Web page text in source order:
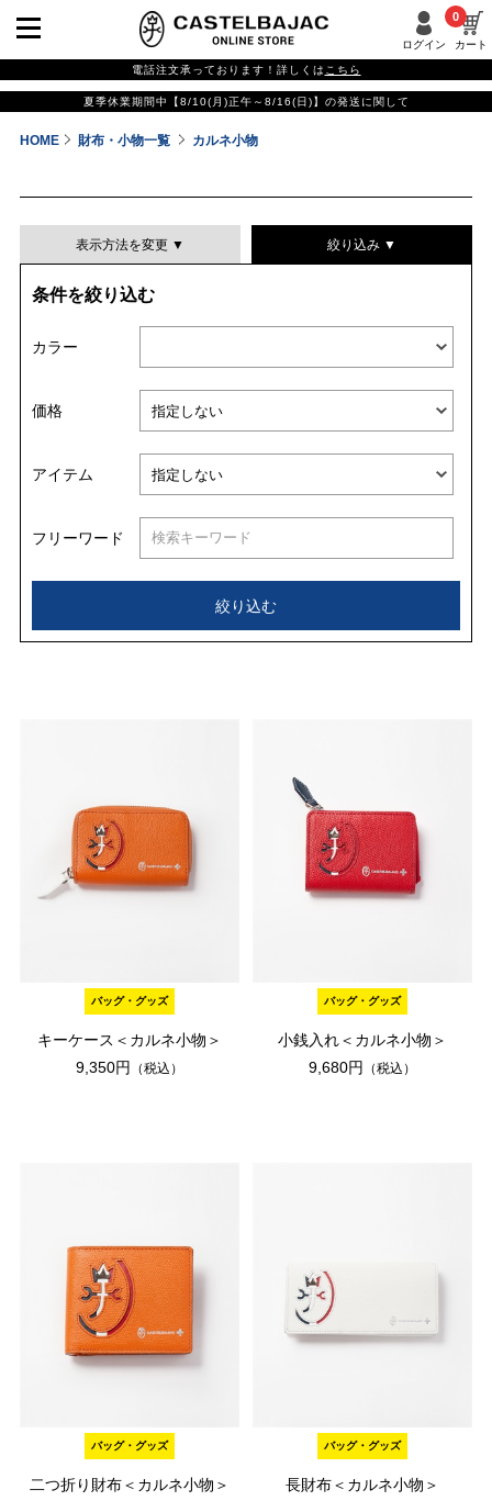
ログイン カート
0
電話注文承っております！詳しくは こちら
夏季休業期間中【8/10(月)正午～8/16(日)】の発送に関して
HOME 財布・小物一覧 カルネ小物
表示方法を変更 ▼
並び替える
絞り込み ▼
条件を絞り込む
カラー
価格
アイテム
フリーワード
絞り込む
バッグ・グッズ
キーケース＜カルネ小物＞
9,350円
（税込）
バッグ・グッズ
小銭入れ＜カルネ小物＞
9,680円
（税込）
バッグ・グッズ
二つ折り財布＜カルネ小物＞
バッグ・グッズ
長財布＜カルネ小物＞